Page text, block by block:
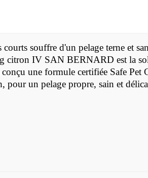
souffre d'un pelage terne et
citron IV SAN BERNARD est la
conçu une formulecertifiée Safe Pet
pour un pelage propre, sain et